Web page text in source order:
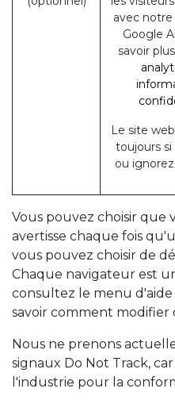
avec notre
Google
savoir
Le site
toujours
ou
Vous pouvez choisir que
avertisse chaque fois
vous pouvez choisir de
Chaque navigateur est
consultez le menu
savoir comment modifier
Nous ne prenons
signaux Do Not Track,
l'industrie pour la